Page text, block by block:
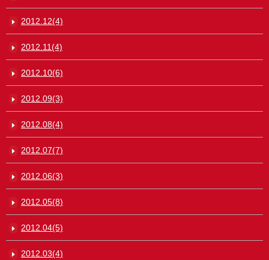
2012.12(4)
2012.11(4)
2012.10(6)
2012.09(3)
2012.08(4)
2012.07(7)
2012.06(3)
2012.05(8)
2012.04(5)
2012.03(4)